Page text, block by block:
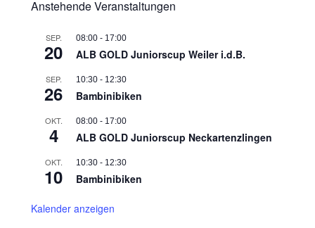
Anstehende Veranstaltungen
SEP.
20
08:00 - 17:00
ALB GOLD Juniorscup Weiler i.d.B.
SEP.
26
10:30 - 12:30
Bambinibiken
OKT.
4
08:00 - 17:00
ALB GOLD Juniorscup Neckartenzlingen
OKT.
10
10:30 - 12:30
Bambinibiken
Kalender anzeigen